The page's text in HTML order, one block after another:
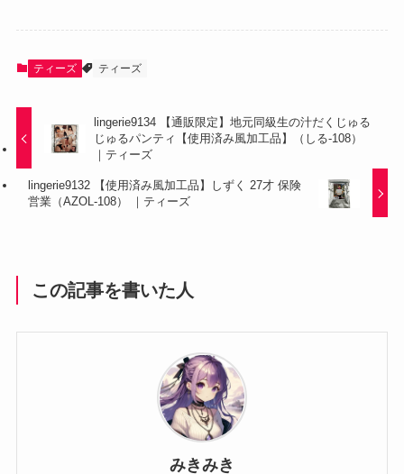
ティーズ ティーズ
lingerie9134 【通販限定】地元同級生の汁だくじゅる
じゅるパンティ【使用済み風加工品】（しる-108）
｜ティーズ
lingerie9132 【使用済み風加工品】しずく 27才 保険
営業（AZOL-108） ｜ティーズ
この記事を書いた人
みきみき